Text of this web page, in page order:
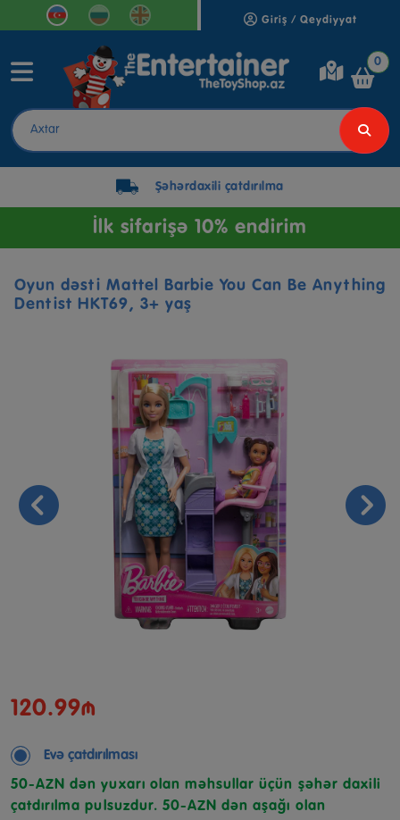
Giriş / Qeydiyyat
0
Şəhərdaxili çatdırılma
İlk sifarişə 10% endirim
Oyun dəsti Mattel Barbie You Can Be Anything
Dentist HKT69, 3+ yaş
120.99₼
Evə çatdırılması
50-AZN dən yuxarı olan məhsullar üçün şəhər daxili
çatdırılma pulsuzdur. 50-AZN dən aşağı olan